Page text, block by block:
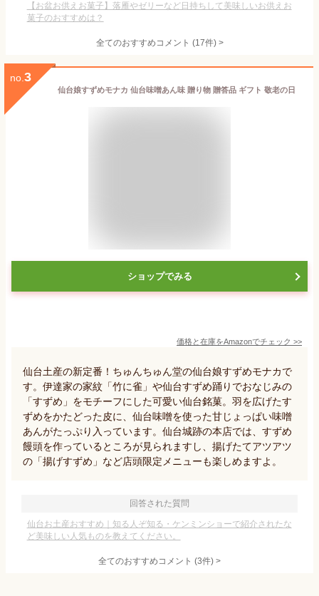
【お盆お供えお菓子】落雁やゼリーなど日持ちして美味しいお供えお
菓子のおすすめは？
全てのおすすめコメント (17件) >
no. 3
仙台娘すずめモナカ 仙台味噌あん味 贈り物 贈答品 ギフト 敬老の日
ショップでみる
価格と在庫をAmazonでチェック >>
仙台土産の新定番！ちゅんちゅん堂の仙台娘すずめモナカで
す。伊達家の家紋「竹に雀」や仙台すずめ踊りでおなじみの
「すずめ」をモチーフにした可愛い仙台銘菓。羽を広げたす
ずめをかたどった皮に、仙台味噌を使った甘じょっぱい味噌
あんがたっぷり入っています。仙台城跡の本店では、すずめ
饅頭を作っているところが見られますし、揚げたてアツアツ
の「揚げすずめ」など店頭限定メニューも楽しめますよ。
回答された質問
仙台お土産おすすめ｜知る人ぞ知る・ケンミンショーで紹介されたな
ど美味しい人気ものを教えてください。
全てのおすすめコメント (3件) >